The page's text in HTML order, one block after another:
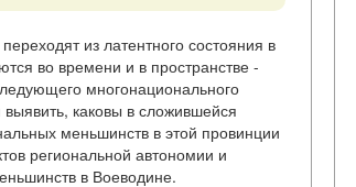
из латентного состояния в
во времени и в пространстве -
многонационального
каковы в сложившейся
меньшинств в этой провинции
региональной автономии и
в Воеводине.